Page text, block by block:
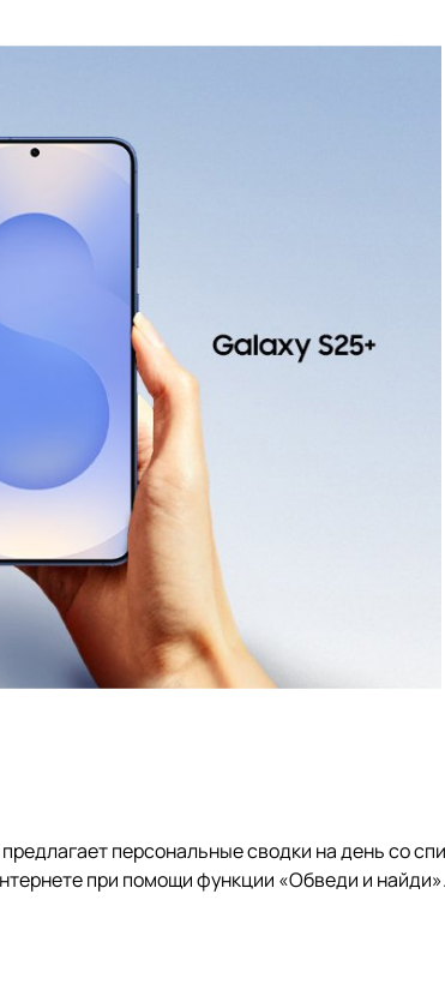
персональные сводки на день со
при помощи функции «Обведи и найди».